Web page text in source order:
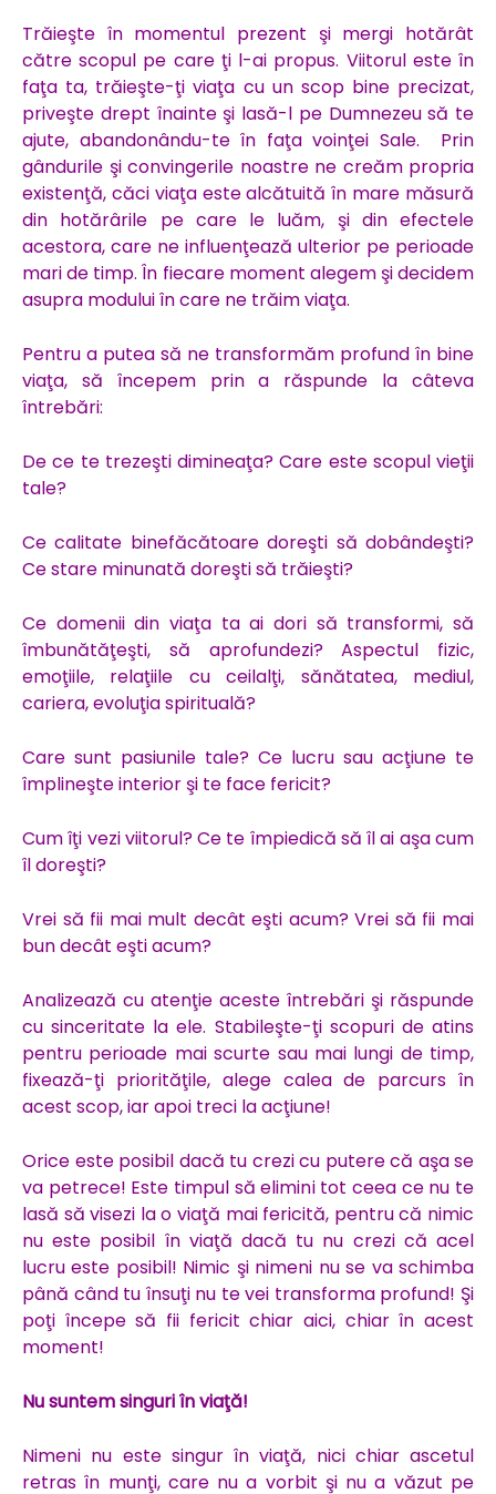
Trăieşte în momentul prezent şi mergi hotărât
către scopul pe care ţi l-ai propus. Viitorul este în
faţa ta, trăieşte-ţi viaţa cu un scop bine precizat,
priveşte drept înainte şi lasă-l pe Dumnezeu să te
ajute, abandonându-te în faţa voinţei Sale. Prin
gândurile şi convingerile noastre ne creăm propria
existenţă, căci viaţa este alcătuită în mare măsură
din hotărârile pe care le luăm, şi din efectele
acestora, care ne influenţează ulterior pe perioade
mari de timp. În fiecare moment alegem şi decidem
asupra modului în care ne trăim viaţa.
Pentru a putea să ne transformăm profund în bine
viaţa, să începem prin a răspunde la câteva
întrebări:
De ce te trezeşti dimineaţa? Care este scopul vieţii
tale?
Ce calitate binefăcătoare doreşti să dobândeşti?
Ce stare minunată doreşti să trăieşti?
Ce domenii din viaţa ta ai dori să transformi, să
îmbunătăţeşti, să aprofundezi? Aspectul fizic,
emoţiile, relaţiile cu ceilalţi, sănătatea, mediul,
cariera, evoluţia spirituală?
Care sunt pasiunile tale? Ce lucru sau acţiune te
împlineşte interior şi te face fericit?
Cum îţi vezi viitorul? Ce te împiedică să îl ai aşa cum
îl doreşti?
Vrei să fii mai mult decât eşti acum? Vrei să fii mai
bun decât eşti acum?
Analizează cu atenţie aceste întrebări şi răspunde
cu sinceritate la ele. Stabileşte-ţi scopuri de atins
pentru perioade mai scurte sau mai lungi de timp,
fixează-ţi priorităţile, alege calea de parcurs în
acest scop, iar apoi treci la acţiune!
Orice este posibil dacă tu crezi cu putere că aşa se
va petrece! Este timpul să elimini tot ceea ce nu te
lasă să visezi la o viaţă mai fericită, pentru că nimic
nu este posibil în viaţă dacă tu nu crezi că acel
lucru este posibil! Nimic şi nimeni nu se va schimba
până când tu însuţi nu te vei transforma profund! Şi
poţi începe să fii fericit chiar aici, chiar în acest
moment!
Nu suntem singuri în viaţă!
Nimeni nu este singur în viaţă, nici chiar ascetul
retras în munţi, care nu a vorbit şi nu a văzut pe